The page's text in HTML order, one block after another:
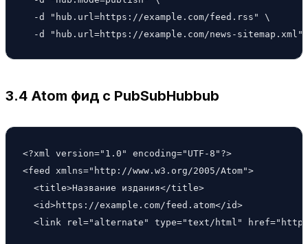
  -d "hub.url=https://example.com/feed.rss" \
  -d "hub.url=https://example.com/news-sitemap.xml"
3.4 Atom фид с PubSubHubbub
<?xml version="1.0" encoding="UTF-8"?>
<feed xmlns="http://www.w3.org/2005/Atom">
  <title>Название издания</title>
  <id>https://example.com/feed.atom</id>
<link rel="alternate" type="text/html"